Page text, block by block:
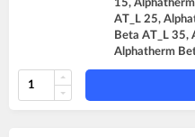
15,
AT_L 25,
Beta AT_L 35,
Alphatherm